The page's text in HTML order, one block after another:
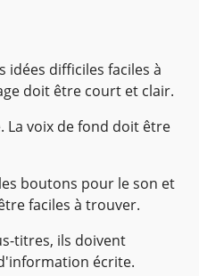
idées difficiles faciles à
doit être court et clair.
La voix de fond doit être
boutons pour le son et
faciles à trouver.
titres, ils doivent
écrite.